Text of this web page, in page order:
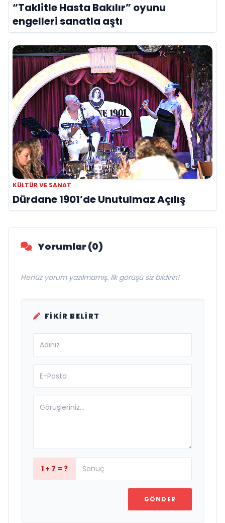
“Taklitle Hasta Bakılır” oyunu
engelleri sanatla aştı
KÜLTÜR VE SANAT
Dürdane 1901’de Unutulmaz Açılış
Yorumlar (0)
Henüz yorum yazılmamış. İlk görüşü siz bildirin!
FIKIR BELIRT
1 + 7 = ?
GÖNDER